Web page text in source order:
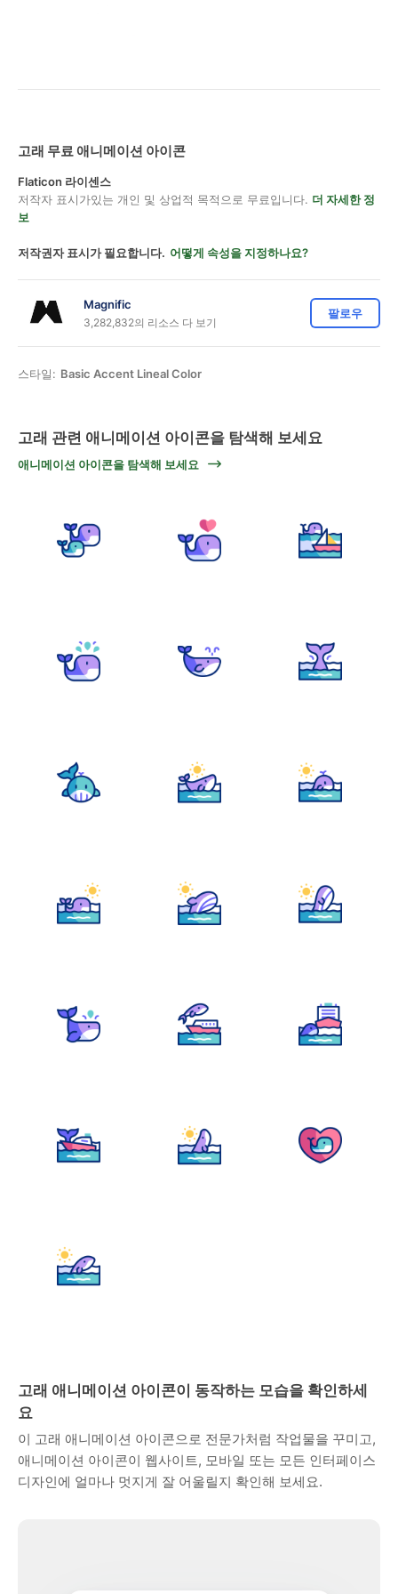
고래 무료 애니메이션 아이콘
Flaticon 라이센스
저작자 표시가있는 개인 및 상업적 목적으로 무료입니다. 더 자세한 정
보
저작권자 표시가 필요합니다. 어떻게 속성을 지정하나요?
Magnific
3,282,832의 리소스 다 보기
팔로우
스타일: Basic Accent Lineal Color
고래 관련 애니메이션 아이콘을 탐색해 보세요
애니메이션 아이콘을 탐색해 보세요
고래 애니메이션 아이콘이 동작하는 모습을 확인하세
요
이 고래 애니메이션 아이콘으로 전문가처럼 작업물을 꾸미고,
애니메이션 아이콘이 웹사이트, 모바일 또는 모든 인터페이스
디자인에 얼마나 멋지게 잘 어울릴지 확인해 보세요.